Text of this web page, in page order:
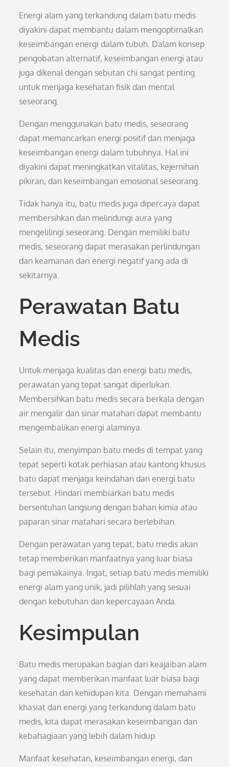
Energi alam yang terkandung dalam batu medis
diyakini dapat membantu dalam mengoptimalkan
keseimbangan energi dalam tubuh. Dalam konsep
pengobatan alternatif, keseimbangan energi atau
juga dikenal dengan sebutan chi sangat penting
untuk menjaga kesehatan fisik dan mental
seseorang.
Dengan menggunakan batu medis, seseorang
dapat memancarkan energi positif dan menjaga
keseimbangan energi dalam tubuhnya. Hal ini
diyakini dapat meningkatkan vitalitas, kejernihan
pikiran, dan keseimbangan emosional seseorang.
Tidak hanya itu, batu medis juga dipercaya dapat
membersihkan dan melindungi aura yang
mengelilingi seseorang. Dengan memiliki batu
medis, seseorang dapat merasakan perlindungan
dan keamanan dari energi negatif yang ada di
sekitarnya.
Perawatan Batu
Medis
Untuk menjaga kualitas dan energi batu medis,
perawatan yang tepat sangat diperlukan.
Membersihkan batu medis secara berkala dengan
air mengalir dan sinar matahari dapat membantu
mengembalikan energi alaminya.
Selain itu, menyimpan batu medis di tempat yang
tepat seperti kotak perhiasan atau kantong khusus
batu dapat menjaga keindahan dan energi batu
tersebut. Hindari membiarkan batu medis
bersentuhan langsung dengan bahan kimia atau
paparan sinar matahari secara berlebihan.
Dengan perawatan yang tepat, batu medis akan
tetap memberikan manfaatnya yang luar biasa
bagi pemakainya. Ingat, setiap batu medis memiliki
energi alam yang unik, jadi pilihlah yang sesuai
dengan kebutuhan dan kepercayaan Anda.
Kesimpulan
Batu medis merupakan bagian dari keajaiban alam
yang dapat memberikan manfaat luar biasa bagi
kesehatan dan kehidupan kita. Dengan memahami
khasiat dan energi yang terkandung dalam batu
medis, kita dapat merasakan keseimbangan dan
kebahagiaan yang lebih dalam hidup.
Manfaat kesehatan, keseimbangan energi, dan